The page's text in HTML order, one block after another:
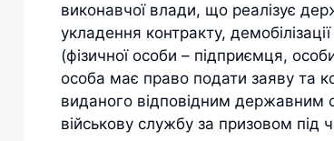
виконавчої влади, що реалізує
укладення контракту,
(фізичної особи – підприємця,
особа має право подати заяву та
виданого відповідним державним
військову службу за призовом під